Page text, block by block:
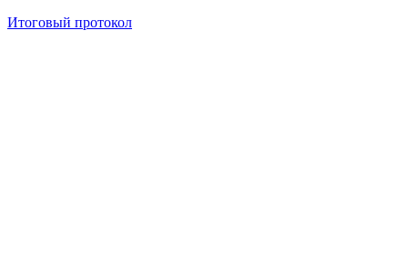
Итоговый протокол